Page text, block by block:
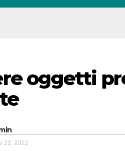
oggetti
21, 2022